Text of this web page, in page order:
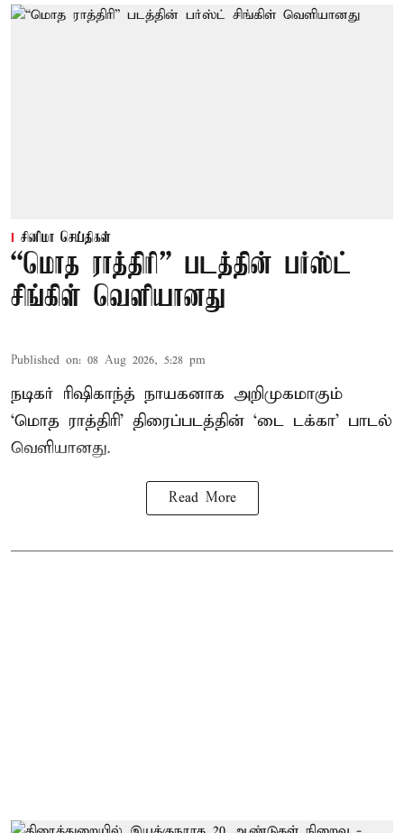
சினிமா செய்திகள்
“மொத ராத்திரி” படத்தின் பர்ஸ்ட்
சிங்கிள் வெளியானது
Published on: 08 Aug 2026, 5:28 pm
நடிகர் ரிஷிகாந்த் நாயகனாக அறிமுகமாகும்
‘மொத ராத்திரி’ திரைப்படத்தின் ‘டை டக்கா’ பாடல்
வெளியானது.
Read More